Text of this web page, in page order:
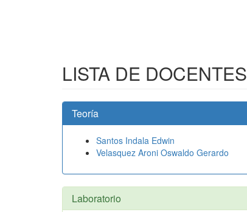
LISTA DE DOCENTES
Teoría
Santos Indala Edwin
Velasquez Aroni Oswaldo Gerardo
Laboratorio